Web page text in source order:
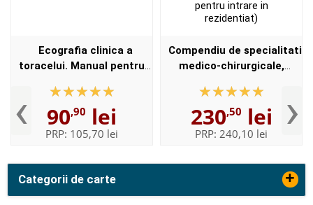
Categorii de carte +
‹
Ecografia clinica a
toracelui. Manual pentru
intensivisti
90,90 lei
PRP: 105,70 lei
Compendiu de specialitati
medico-chirurgicale,
Volumele 1 si 2 - Editie
revizuita (util pentru ...
230,50 lei
PRP: 240,10 lei ›